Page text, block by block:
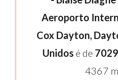
Aeroporto
Cox Dayton,
Unidosé de
4367